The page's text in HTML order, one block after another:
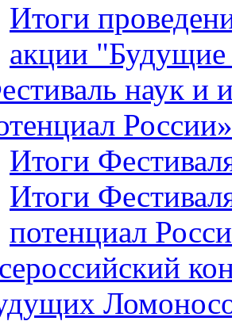
Итоги
акции
наук и
России»
Итоги
Итоги
потенциал